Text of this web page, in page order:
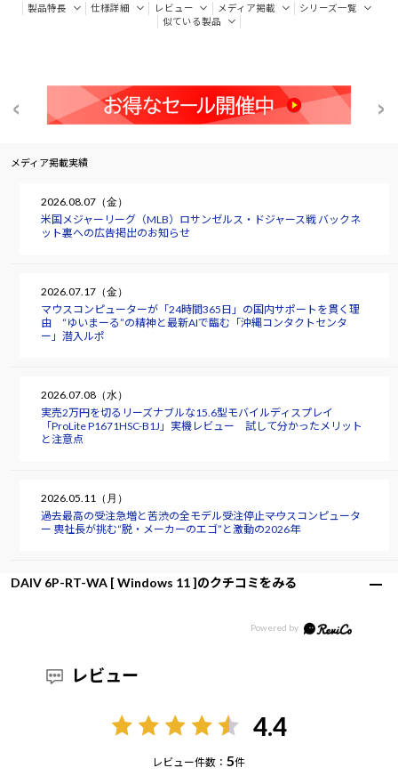
製品特長 仕様詳細 レビュー メディア掲載
シリーズ一覧
似ている製品
メディア掲載実績
2026.08.07（金）
米国メジャーリーグ（MLB）ロサンゼルス・ドジャース戦 バックネ
ット裏への広告掲出のお知らせ
2026.07.17（金）
マウスコンピューターが「24時間365日」の国内サポートを貫く理
由 “ゆいまーる”の精神と最新AIで臨む「沖縄コンタクトセンタ
ー」潜入ルポ
2026.07.08（水）
実売2万円を切るリーズナブルな15.6型モバイルディスプレイ
「ProLite P1671HSC-B1J」実機レビュー 試して分かったメリット
と注意点
2026.05.11（月）
過去最高の受注急増と苦渋の全モデル受注停止――マウスコンピュータ
ー 軣社長が挑む“脱・メーカーのエゴ”と激動の2026年
DAIV 6P-RT-WA [ Windows 11 ]のクチコミをみる
レビュー
4.4
レビュー件数：5件